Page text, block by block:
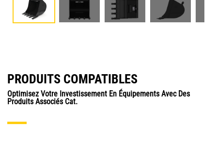
PRODUITS COMPATIBLES
Optimisez Votre Investissement En Équipements Avec Des
Produits Associés Cat.